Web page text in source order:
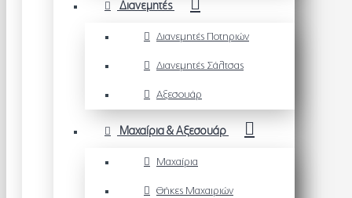
Διανεμητές
Διανεμητές Ποτηριών
Διανεμητές Σάλτσας
Αξεσουάρ
Μαχαίρια & Αξεσουάρ
Μαχαίρια
Θήκες Μαχαιριών